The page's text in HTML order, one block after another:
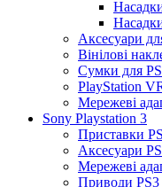
Аксесуари
Вінілові
Сумки для
PlayStation
Мережеві
Sony Playstation 3
Приставки
Аксесуари
Мережеві
Приводи PS3